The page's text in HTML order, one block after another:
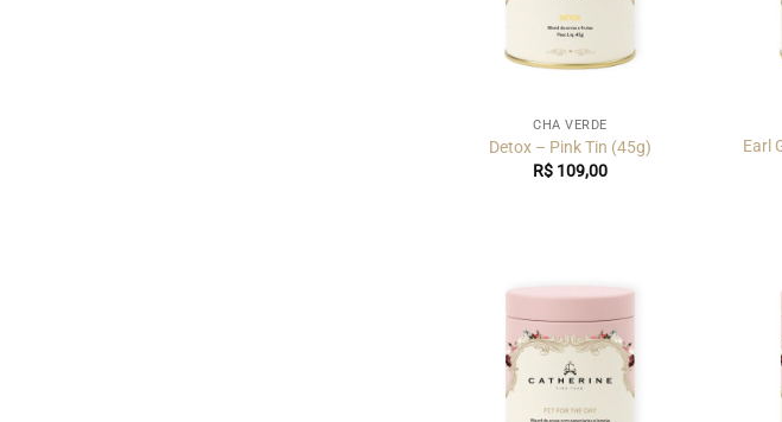
CHÁ VERDE
Detox – Pink Tin (45g)
R$109,00
Earl